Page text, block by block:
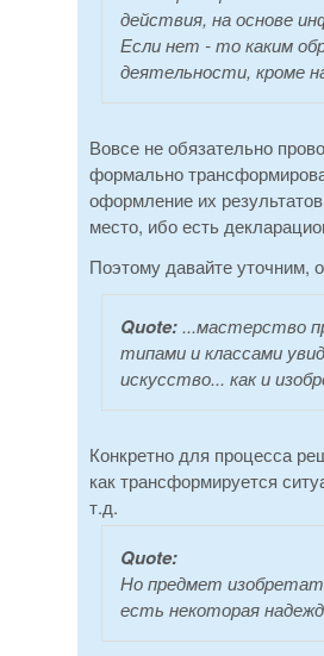
действия, на основе
Если нет - то каким
деятельности, кроме
Вовсе не обязательно
формально
оформление их
место, ибо есть
Поэтому давайте уточним,
Quote: ...мастерство
типами и классами
искусство... как и
Конкретно для процесса
как трансформируется
т.д.
Quote:
Но предмет
есть некоторая